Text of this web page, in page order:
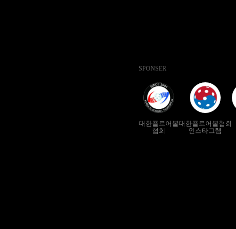
SPONSER
대한플로어볼
협회
대한플로어볼협회
인스타그램